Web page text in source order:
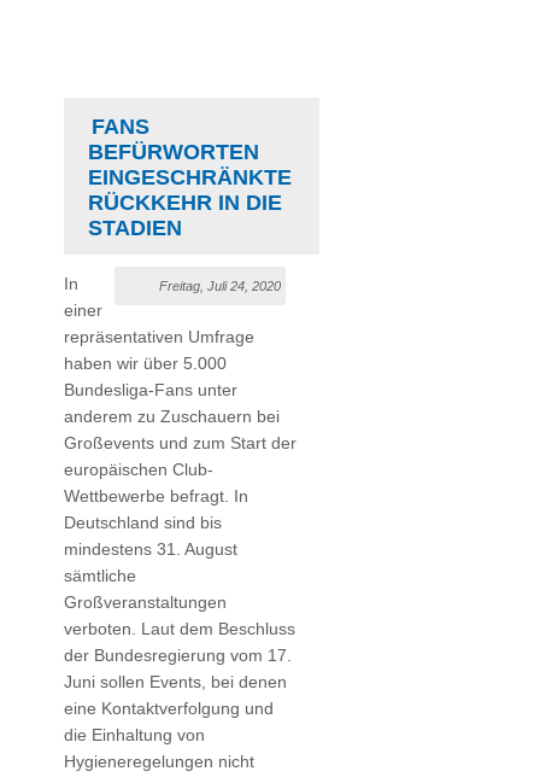
FANS
BEFÜRWORTEN
EINGESCHRÄNKTE
RÜCKKEHR IN DIE
STADIEN
Freitag, Juli 24, 2020
In
einer
repräsentativen Umfrage
haben wir über 5.000
Bundesliga-Fans unter
anderem zu Zuschauern bei
Großevents und zum Start der
europäischen Club-
Wettbewerbe befragt. In
Deutschland sind bis
mindestens 31. August
sämtliche
Großveranstaltungen
verboten. Laut dem Beschluss
der Bundesregierung vom 17.
Juni sollen Events, bei denen
eine Kontaktverfolgung und
die Einhaltung von
Hygieneregelungen nicht